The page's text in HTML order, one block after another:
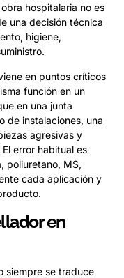
hospitalaria no es
una decisión técnica
higiene,
en puntos críticos
función en un
en una junta
de instalaciones, una
agresivas y
error habitual es
poliuretano, MS,
cada aplicación y
en
siempre se traduce